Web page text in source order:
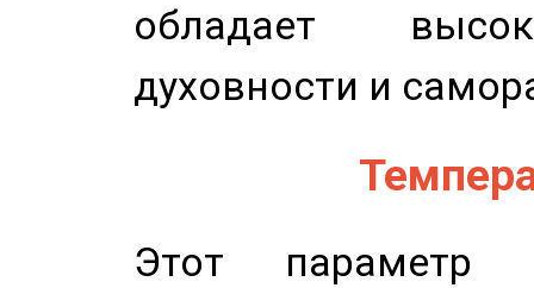
обладает
духовности и
Этот параметр